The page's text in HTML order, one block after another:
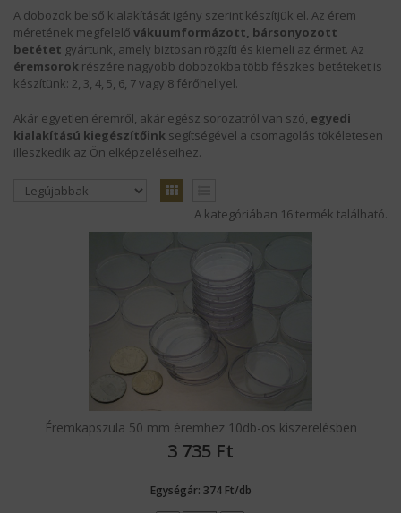
HÍREK
SZÁLLÍTÁS
MAGUNKRÓL
KAPCSOLAT
LOGÓZÁS
REFERENCIÁNK
A dobozok belső kialakítását igény szerint készítjük el. Az érem
méretének megfelelő vákuumformázott, bársonyozott
betétet gyártunk, amely biztosan rögzíti és kiemeli az érmet. Az
éremsorok részére nagyobb dobozokba több fészkes betéteket is
készítünk: 2, 3, 4, 5, 6, 7 vagy 8 férőhellyel.
Akár egyetlen éremről, akár egész sorozatról van szó, egyedi
kialakítású kiegészítőink segítségével a csomagolás tökéletesen
illeszkedik az Ön elképzeléseihez.
A kategóriában 16 termék található.
Éremkapszula 50 mm éremhez 10db-os kiszerelésben
3 735 Ft
Egységár: 374 Ft/db